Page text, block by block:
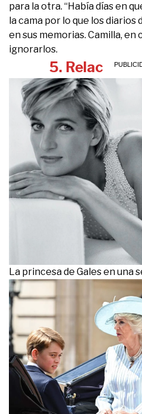
para la otra. “Había días en
la cama por lo que los diarios
en sus memorias. Camilla,
ignorarlos.
5. Relación
La princesa de Gales en una